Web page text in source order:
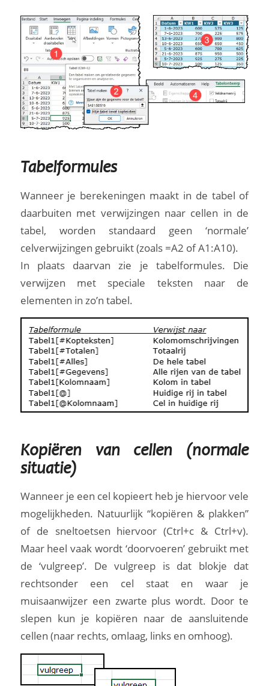
Tabelformules
Wanneer je berekeningen maakt in de tabel of
daarbuiten met verwijzingen naar cellen in de
tabel, worden standaard geen ‘normale’
celverwijzingen gebruikt (zoals =A2 of A1:A10).
In plaats daarvan zie je tabelformules. Die
verwijzen met speciale teksten naar de
elementen in zo’n tabel.
Kopiëren van cellen (normale
situatie)
Wanneer je een cel kopieert heb je hiervoor vele
mogelijkheden. Natuurlijk “kopiëren & plakken”
of de sneltoetsen hiervoor (Ctrl+c & Ctrl+v).
Maar heel vaak wordt ‘doorvoeren’ gebruikt met
de ‘vulgreep’. De vulgreep is dat blokje dat
rechtsonder een cel staat en waar je
muisaanwijzer een zwarte plus wordt. Door te
slepen kun je kopiëren naar de aansluitende
cellen (naar rechts, omlaag, links en omhoog).